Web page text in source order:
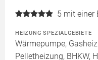
5 mit einer
HEIZUNG SPEZIALGEBIETE
Wärmepumpe,
Pelletheizung, BHKW,